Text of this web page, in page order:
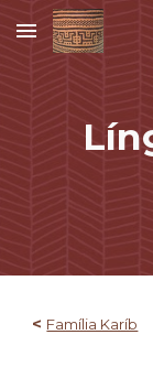
Skip to main
< Família Karíb